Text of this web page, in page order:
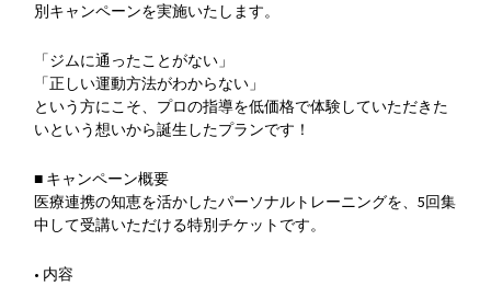
別キャンペーンを実施いたします。
「ジムに通ったことがない」
「正しい運動方法がわからない」
という方にこそ、プロの指導を低価格で体験していただきた
いという想いから誕生したプランです！
■ キャンペーン概要
医療連携の知恵を活かしたパーソナルトレーニングを、5回集
中して受講いただける特別チケットです。
• 内容